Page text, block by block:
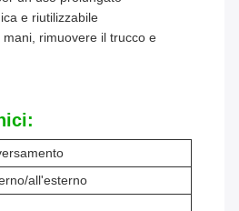
e riutilizzabile
rimuovere il trucco e
all'esterno